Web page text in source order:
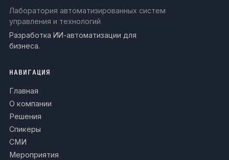
Лаборатория автоматизированных систем
управления и технологий
Разработка ИИ-автоматизации для
бизнеса.
НАВИГАЦИЯ
Главная
О компании
Решения
Спикеры
СМИ
Мероприятия